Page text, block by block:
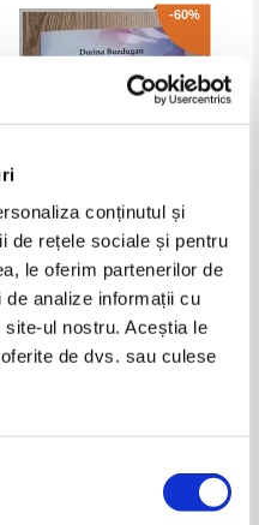
conținutul și
de rețele sociale și pentru
le oferim partenerilor de
analize informații cu
ul nostru. Aceștia le
de dvs. sau culese
-60%
Dorina Buzdugan - Frumoasa
mea copilarie
Pret:
Lei
Adaugă în coș